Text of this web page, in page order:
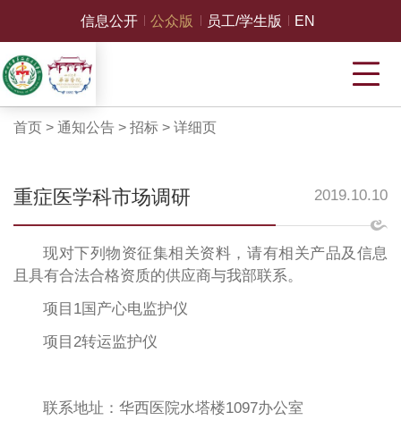
信息公开 公众版 员工/学生版 EN
首页 > 通知公告> 招标> 详细页
重症医学科市场调研 2019.10.10
现对下列物资征集相关资料，请有相关产品及信息
且具有合法合格资质的供应商与我部联系。
项目1国产心电监护仪
项目2转运监护仪
联系地址：华西医院水塔楼1097办公室